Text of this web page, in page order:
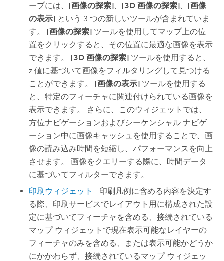
ープには、 [画像の探索]、 [3D 画像の探索]、 [画像
の表示] という 3 つの新しいツールが含まれていま
す。 [画像の探索] ツールを使用してマップ上の位
置をクリックすると、その位置に最適な画像を表示
できます。 [3D 画像の探索] ツールを使用すると、
z 値に基づいて画像をフィルタリングして見つける
ことができます。 [画像の表示] ツールを使用する
と、特定のフィーチャに関連付けられている画像を
表示できます。 さらに、このウィジェットでは、
方位ナビゲーションおよびシーケンシャル ナビゲ
ーション中に画像キャッシュを使用することで、画
像の読み込み時間を短縮し、パフォーマンスを向上
させます。 画像をクエリーする際に、時間データ
に基づいてフィルターできます。
印刷ウィジェット - 印刷凡例に含める内容を決定す
る際、印刷サービスでレイアウト用に構成された設
定に基づいてフィーチャを含める、接続されている
マップ ウィジェットで現在表示可能なレイヤーの
フィーチャのみを含める、または表示可能かどうか
にかかわらず、接続されているマップ ウィジェッ